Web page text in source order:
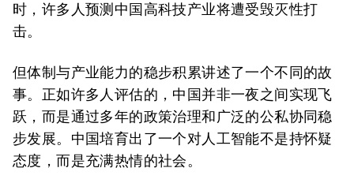
时，许多人预测中国高科技产业将遭受毁灭性打
击。
但体制与产业能力的稳步积累讲述了一个不同的故
事。正如许多人评估的，中国并非一夜之间实现飞
跃，而是通过多年的政策治理和广泛的公私协同稳
步发展。中国培育出了一个对人工智能不是持怀疑
态度，而是充满热情的社会。